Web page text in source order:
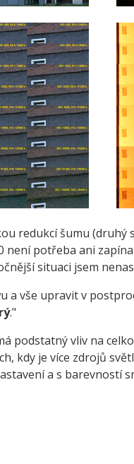
redukcí šumu (druhý
není potřeba ani
situaci jsem
a vše upravit v
."
podstatný vliv na
kdy je více zdrojů
a s barevností